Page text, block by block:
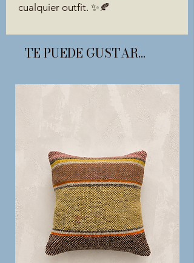
cualquier outfit. ✨🍂
TE PUEDE GUSTAR...